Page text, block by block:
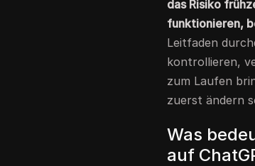
das Risiko
funktionieren,
Leitfaden
kontrollieren,
zum Laufen
zuerst ändern
Was
auf